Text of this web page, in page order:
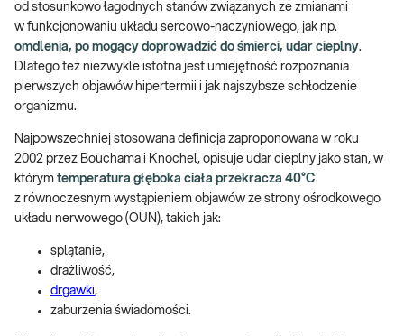
od stosunkowo łagodnych stanów związanych ze zmianami
w funkcjonowaniu układu sercowo-naczyniowego, jak np.
omdlenia, po mogący doprowadzić do śmierci, udar cieplny.
Dlatego też niezwykle istotna jest umiejętność rozpoznania
pierwszych objawów hipertermii i jak najszybsze schłodzenie
organizmu.
Najpowszechniej stosowana definicja zaproponowana w roku
2002 przez Bouchama i Knochel, opisuje udar cieplny jako stan, w
którym temperatura głęboka ciała przekracza 40°C
z równoczesnym wystąpieniem objawów ze strony ośrodkowego
układu nerwowego (OUN), takich jak:
splątanie,
drażliwość,
drgawki,
zaburzenia świadomości.